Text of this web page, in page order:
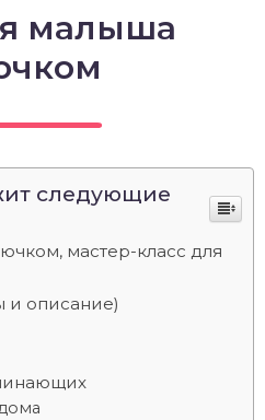
малыша
следующие
мастер-класс для
и описание)